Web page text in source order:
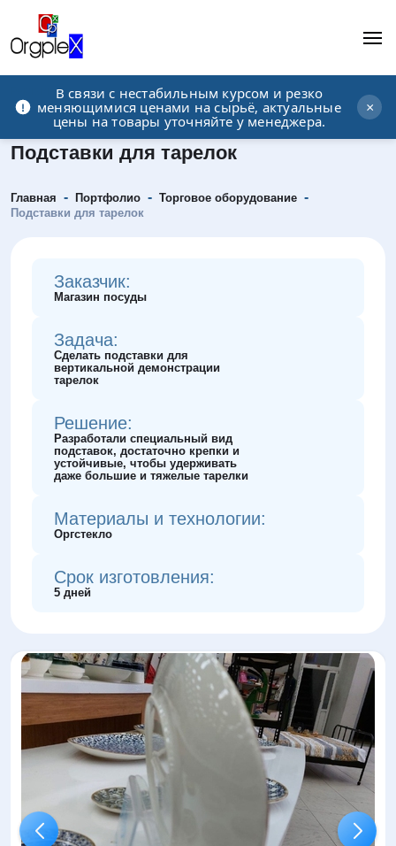
В связи с нестабильным курсом и резко
меняющимися ценами на сырьё, актуальные
цены на товары уточняйте у менеджера.
×
Рекламно-производственная компания
Подставки для тарелок
Главная - Портфолио - Торговое оборудование -
Подставки для тарелок
Заказчик:
Магазин посуды
Задача:
Сделать подставки для
вертикальной демонстрации
тарелок
Решение:
Разработали специальный вид
подставок, достаточно крепки и
устойчивые, чтобы удерживать
даже большие и тяжелые тарелки
Материалы и технологии:
Оргстекло
Срок изготовления:
5 дней